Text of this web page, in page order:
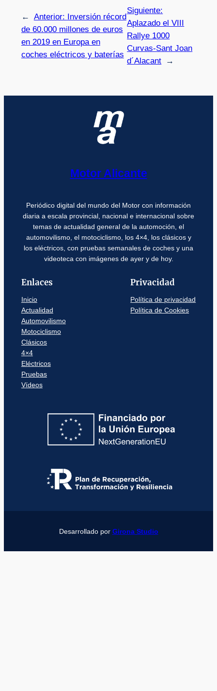
← Anterior: Inversión récord
de 60.000 millones de euros
en 2019 en Europa en
coches eléctricos y baterías
Siguiente:
Aplazado el VIII
Rallye 1000
Curvas-Sant Joan
d´Alacant
→
Motor Alicante
Periódico digital del mundo del Motor con información
diaria a escala provincial, nacional e internacional sobre
temas de actualidad general de la automoción, el
automovilismo, el motociclismo, los 4×4, los clásicos y
los eléctricos, con pruebas semanales de coches y una
videoteca con imágenes de ayer y de hoy.
Enlaces
Inicio
Actualidad
Automovilismo
Motociclismo
Clásicos
4×4
Eléctricos
Pruebas
Vídeos
Privacidad
Política de privacidad
Política de Cookies
Desarrollado por Girona Studio